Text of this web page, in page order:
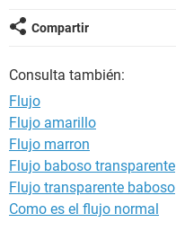
GLOSARIO
Compartir
Consulta también:
Flujo
Flujo amarillo
Flujo marron
Flujo baboso transparente
Flujo transparente baboso
Como es el flujo normal